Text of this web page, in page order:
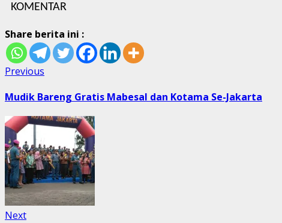
KOMENTAR
Share berita ini :
Post
navigation
Previous
Mudik Bareng Gratis Mabesal dan Kotama Se-Jakarta
NextNext